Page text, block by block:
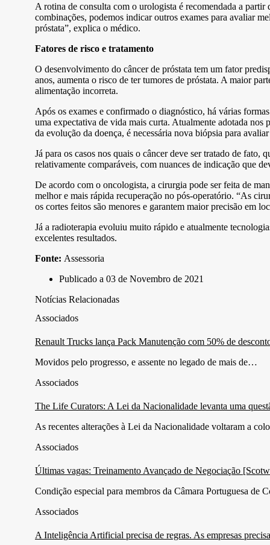
A rotina de consulta com o urologista é recomendada a partir
combinações, podemos indicar outros exames para avaliar
próstata”, explica o médico.
Fatores de risco e tratamento
O desenvolvimento do câncer de próstata tem um fator
anos, aumenta o risco de ter tumores de próstata. A maior
alimentação incorreta.
Após os exames e confirmado o diagnóstico, há várias
uma expectativa de vida mais curta. Atualmente adotada
da evolução da doença, é necessária nova biópsia para
Já para os casos nos quais o câncer deve ser tratado de
relativamente comparáveis, com nuances de indicação que
De acordo com o oncologista, a cirurgia pode ser feita de
melhor e mais rápida recuperação no pós-operatório. “As
os cortes feitos são menores e garantem maior precisão em
Já a radioterapia evoluiu muito rápido e atualmente
excelentes resultados.
Fonte: Assessoria
Publicado a 03 de Novembro de 2021
Notícias Relacionadas
Associados
Renault Trucks lança Pack Manutenção com 50% de
Movidos pelo progresso, e assente no legado de mais de…
Associados
The Life Curators: A Lei da Nacionalidade levanta uma
As recentes alterações à Lei da Nacionalidade voltaram a
Associados
Últimas vagas: Treinamento Avançado de Negociação
Condição especial para membros da Câmara Portuguesa de
Associados
A Inteligência Artificial precisa de regras. As empresas